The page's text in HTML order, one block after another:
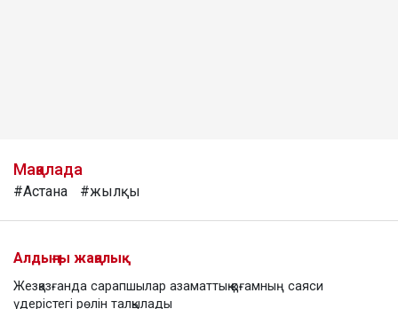
Мақалада
#Астана #жылқы
Алдыңғы жаңалық
Жезқазғанда сарапшылар азаматтық қоғамның саяси
үдерістегі рөлін талқылады